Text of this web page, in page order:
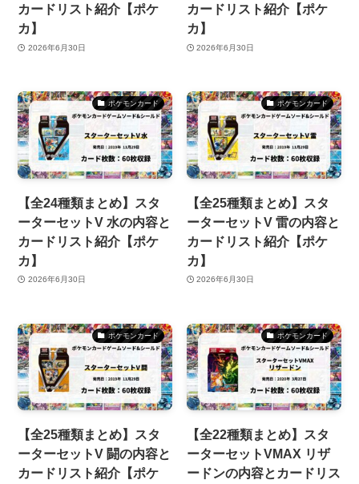
カードリスト紹介【ポケ
カ】
2026年6月30日
カードリスト紹介【ポケ
カ】
2026年6月30日
ポケモンカード
【全24種類まとめ】スタ
ーターセットV 水の内容と
カードリスト紹介【ポケ
カ】
2026年6月30日
ポケモンカード
【全25種類まとめ】スタ
ーターセットV 雷の内容と
カードリスト紹介【ポケ
カ】
2026年6月30日
ポケモンカード
【全25種類まとめ】スタ
ーターセットV 闘の内容と
カードリスト紹介【ポケ
ポケモンカード
【全22種類まとめ】スタ
ーターセットVMAX リザ
ードンの内容とカードリス